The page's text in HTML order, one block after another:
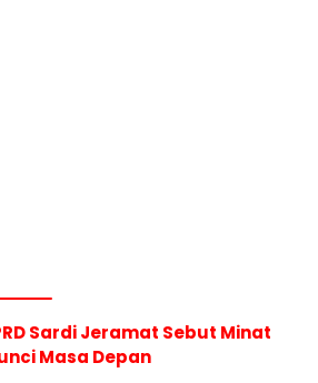
Sardi Jeramat Sebut Minat
Masa Depan